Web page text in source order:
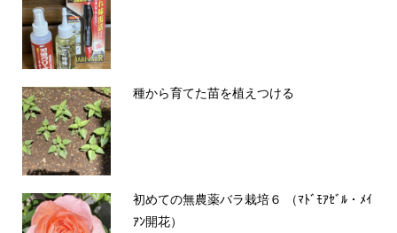
種から育てた苗を植えつける
初めての無農薬バラ栽培６ （ﾏﾄﾞﾓｱｾﾞﾙ・ﾒｲ
ｱﾝ開花）